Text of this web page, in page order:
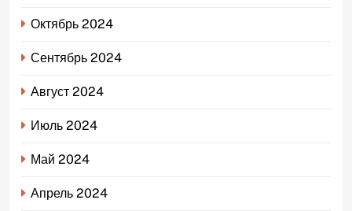
Октябрь 2024
Сентябрь 2024
Август 2024
Июль 2024
Май 2024
Апрель 2024